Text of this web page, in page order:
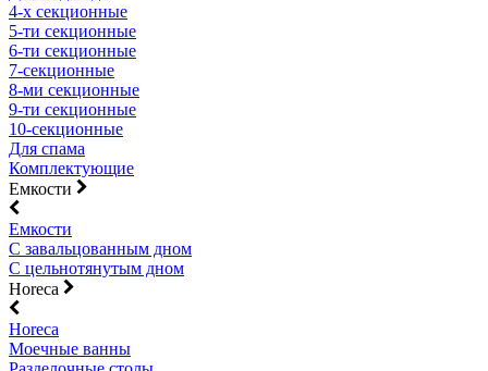
4-х секционные
5-ти секционные
6-ти секционные
7-секционные
8-ми секционные
9-ти секционные
10-секционные
Для спама
Комплектующие
Емкости
Емкости
С завальцованным дном
С цельнотянутым дном
Horeca
Horeca
Моечные ванны